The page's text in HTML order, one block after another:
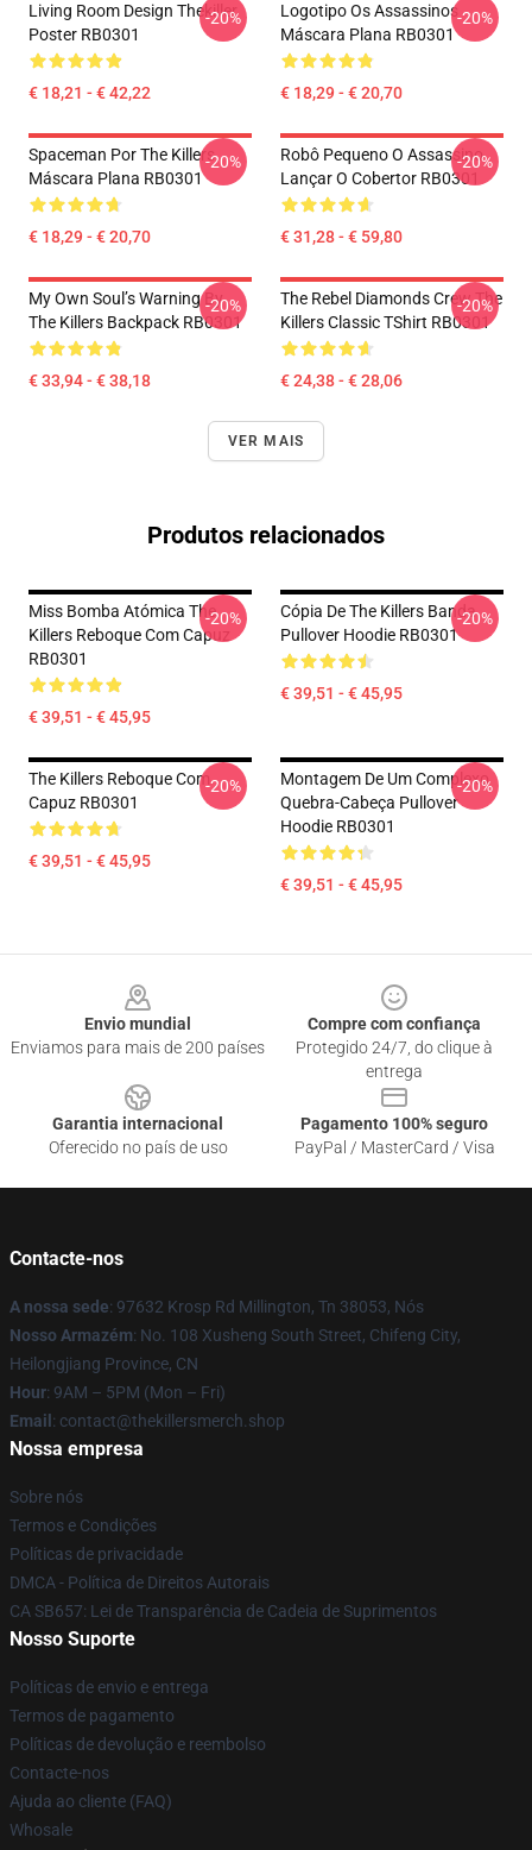
Living Room Design Thekiller
Poster RB0301
€ 18,21 - € 42,22
-20%
Logotipo Os Assassinos
Máscara Plana RB0301
€ 18,29 - € 20,70
-20%
Spaceman Por The Killers
Máscara Plana RB0301
€ 18,29 - € 20,70
-20%
Robô Pequeno O Assassino
Lançar O Cobertor RB0301
€ 31,28 - € 59,80
-20%
My Own Soul’s Warning By
The Killers Backpack RB0301
€ 33,94 - € 38,18
-20%
The Rebel Diamonds Crew The
Killers Classic TShirt RB0301
€ 24,38 - € 28,06
-20%
VER MAIS
Produtos relacionados
Miss Bomba Atómica The
Killers Reboque Com Capuz
RB0301
€ 39,51 - € 45,95
-20%
Cópia De The Killers Banda
Pullover Hoodie RB0301
€ 39,51 - € 45,95
-20%
The Killers Reboque Com
Capuz RB0301
€ 39,51 - € 45,95
-20%
Montagem De Um Complexo
Quebra-Cabeça Pullover
Hoodie RB0301
€ 39,51 - € 45,95
-20%
Envio mundial
Enviamos para mais de 200 países
Compre com confiança
Protegido 24/7, do clique à
entrega
Garantia internacional
Oferecido no país de uso
Pagamento 100% seguro
PayPal / MasterCard / Visa
Contacte-nos
A nossa sede: 97632 Krosp Rd Millington, Tn 38053, Nós
Nosso Armazém: No. 108 Xusheng South Street, Chifeng City,
Heilongjiang Province, CN
Hour: 9AM – 5PM (Mon – Fri)
Email : contact@thekillersmerch.shop
Nossa empresa
Sobre nós
Termos e Condições
Políticas de privacidade
DMCA - Política de Direitos Autorais
CA SB657: Lei de Transparência de Cadeia de Suprimentos
Nosso Suporte
Políticas de envio e entrega
Termos de pagamento
Políticas de devolução e reembolso
Contacte-nos
Ajuda ao cliente (FAQ)
Whosale